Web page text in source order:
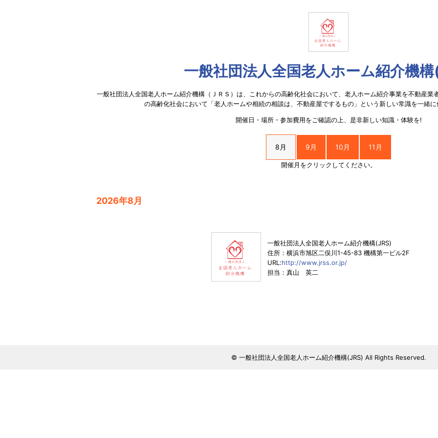
一般社団法人全国老人ホーム紹介機
一般社団法人全国老人ホーム紹介機構（ＪＲＳ）は、これからの高齢化社会において、老人ホーム紹介事業を不動産業
の高齢化社会において「老人ホームや相続の相談は、不動産屋でするもの」という新しい常識を一緒に
開催日・場所・参加費用をご確認の上、是非新しい知識・体験を!
8月 9月 10月 11月
開催月をクリックしてください。
2026年8月
一般社団法人全国老人ホーム紹介機構(JRS)
住所：横浜市旭区二俣川1-45-83 機構第一ビル2F
URL:http://www.jrss.or.jp/
担当：真山 英二
© 一般社団法人全国老人ホーム紹介機構(JRS) All Rights Reserved.